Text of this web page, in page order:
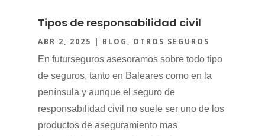
Tipos de responsabilidad civil
ABR 2, 2025 | BLOG , OTROS SEGUROS
En futurseguros asesoramos sobre todo tipo
de seguros, tanto en Baleares como en la
península y aunque el seguro de
responsabilidad civil no suele ser uno de los
productos de aseguramiento mas